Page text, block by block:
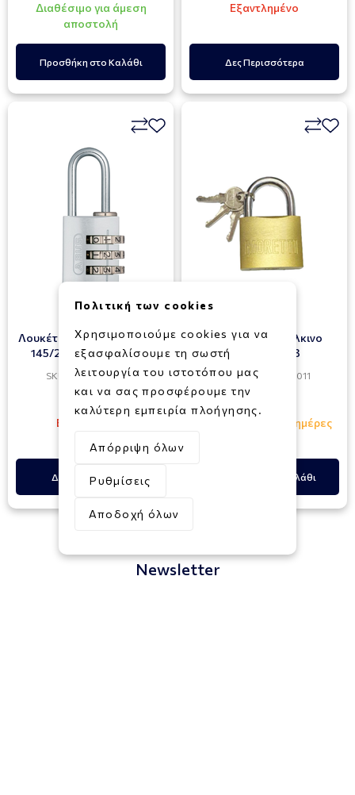
Διαθέσιμο για άμεση
αποστολή
Προσθήκη στο Καλάθι
Εξαντλημένο
Δες Περισσότερα
Λουκέτο Αποσκευών ABUS
145/20 Με Συνδυασμό
SKU: 022501213000
9,50€
Εξαντλημένο
Δες Περισσότερα
Λουκέτο Ορειχάλκινο
Moretti Νο63
SKU: 022390606011
6,50€
Διαθέσιμο σε 1 - 3 ημέρες
Προσθήκη στο Καλάθι
Newsletter
Πολιτική των cookies
Χρησιμοποιούμε cookies για να
εξασφαλίσουμε τη σωστή
λειτουργία του ιστοτόπου μας
και να σας προσφέρουμε την
καλύτερη εμπειρία πλοήγησης.
Απόρριψη όλων
Ρυθμίσεις
Αποδοχή όλων